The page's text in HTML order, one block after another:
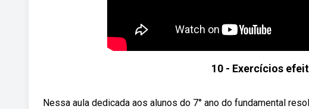
10 - Exercícios
Nessa aula dedicada aos alunos do 7° ano do fundamental